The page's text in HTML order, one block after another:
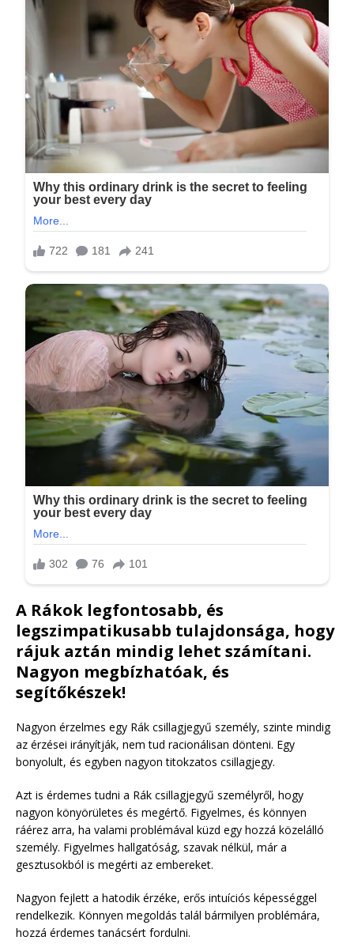
A Rákok legfontosabb, és
legszimpatikusabb tulajdonsága, hogy
rájuk aztán mindig lehet számítani.
Nagyon megbízhatóak, és
segítőkészek!
Nagyon érzelmes egy Rák csillagjegyű személy, szinte mindig
az érzései irányítják, nem tud racionálisan dönteni. Egy
bonyolult, és egyben nagyon titokzatos csillagjegy.
Azt is érdemes tudni a Rák csillagjegyű személyről, hogy
nagyon könyörületes és megértő. Figyelmes, és könnyen
ráérez arra, ha valami problémával küzd egy hozzá közelálló
személy. Figyelmes hallgatóság, szavak nélkül, már a
gesztusokból is megérti az embereket.
Nagyon fejlett a hatodik érzéke, erős intuíciós képességgel
rendelkezik. Könnyen megoldás talál bármilyen problémára,
hozzá érdemes tanácsért fordulni.